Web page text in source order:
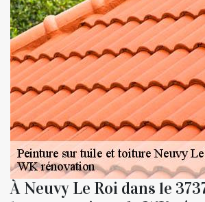
À Neuvy Le Roi dans le